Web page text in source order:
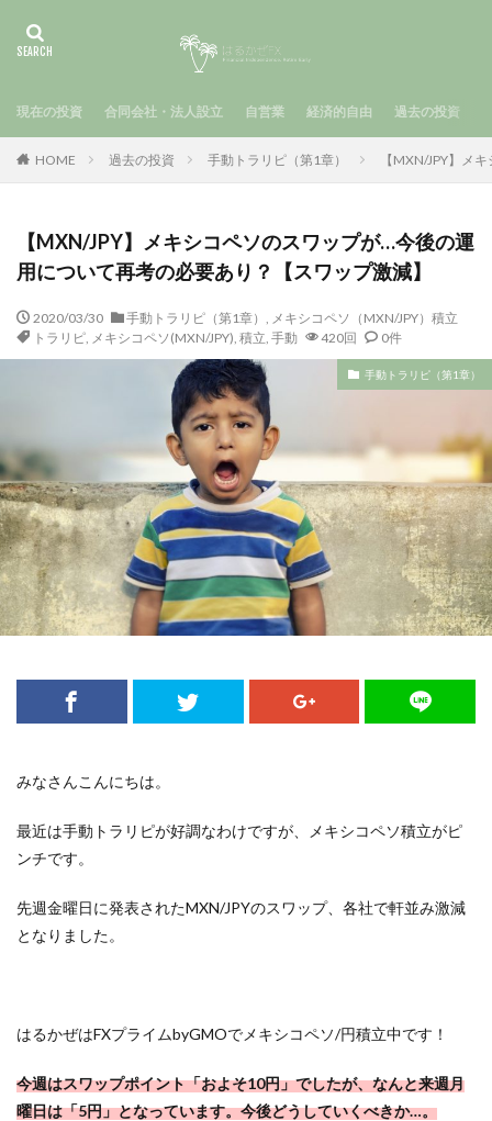
現在の投資 合同会社・法人設立 自営業 経済的自由 過去の投資
HOME 過去の投資 手動トラリピ（第1章） 【MXN/JPY】メ
【MXN/JPY】メキシコペソのスワップが…今後の運
用について再考の必要あり？【スワップ激減】
2020/03/30 手動トラリピ（第1章） , メキシコペソ（MXN/JPY）積立
トラリピ, メキシコペソ(MXN/JPY), 積立, 手動 420回 0件
手動トラリピ（第1章）
みなさんこんにちは。
最近は手動トラリピが好調なわけですが、メキシコペソ積立がピ
ンチです。
先週金曜日に発表されたMXN/JPYのスワップ、各社で軒並み激減
となりました。
はるかぜはFXプライムbyGMOでメキシコペソ/円積立中です！
今週はスワップポイント「およそ10円」でしたが、なんと来週月
曜日は「5円」となっています。今後どうしていくべきか…。